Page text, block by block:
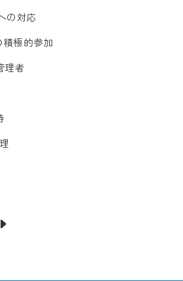
の対応
積極的参加
理者